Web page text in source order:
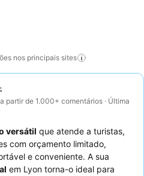
nos principais sites
partir de 1.000+ comentários · Última
versátil que atende a turistas,
com orçamento limitado,
e conveniente. A sua
em Lyon torna-o ideal para